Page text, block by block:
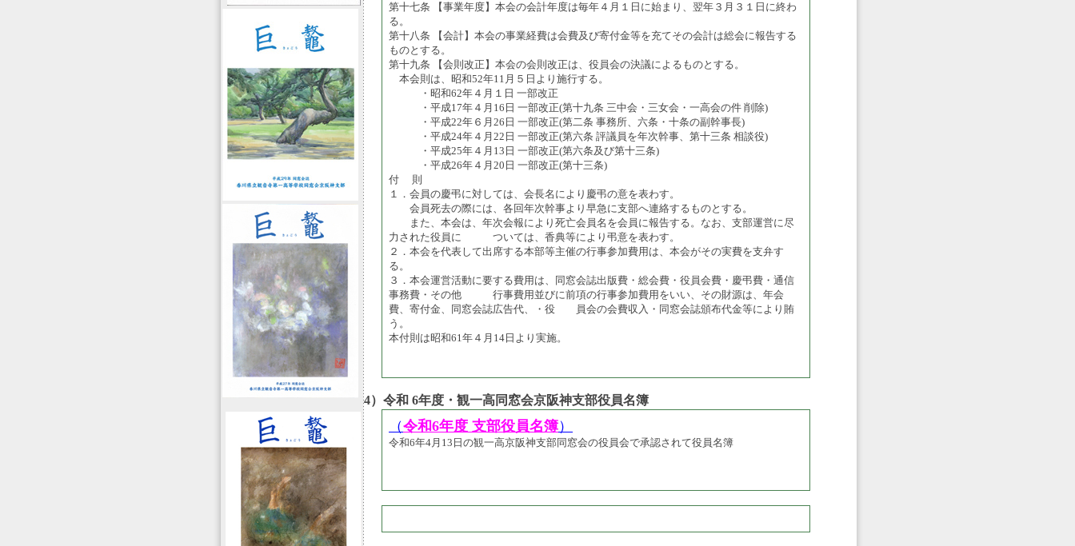
第十七条 【事業年度】本会の会計年度は毎年４月１日に始まり、翌年３月３１日に終わ
る。
第十八条 【会計】本会の事業経費は会費及び寄付金等を充てその会計は総会に報告する
ものとする。
第十九条 【会則改正】本会の会則改正は、役員会の決議によるものとする。
本会則は、昭和52年11月５日より施行する。
・昭和62年４月１日 一部改正
・平成17年４月16日 一部改正(第十九条 三中会・三女会・一高会の件 削除)
・平成22年６月26日 一部改正(第二条 事務所、六条・十条の副幹事長)
・平成24年４月22日 一部改正(第六条 評議員を年次幹事、第十三条 相談役)
・平成25年４月13日 一部改正(第六条及び第十三条)
・平成26年４月20日 一部改正(第十三条)
付 則
１．会員の慶弔に対しては、会長名により慶弔の意を表わす。
会員死去の際には、各回年次幹事より早急に支部へ連絡するものとする。
また、本会は、年次会報により死亡会員名を会員に報告する。なお、支部運営に尽
力された役員に ついては、香典等により弔意を表わす。
２．本会を代表して出席する本部等主催の行事参加費用は、本会がその実費を支弁す
る。
３．本会運営活動に要する費用は、同窓会誌出版費・総会費・役員会費・慶弔費・通信
事務費・その他 行事費用並びに前項の行事参加費用をいい、その財源は、年会
費、寄付金、同窓会誌広告代、・役 員会の会費収入・同窓会誌頒布代金等により賄
う。
本付則は昭和61年４月14日より実施。
4）令和 6年度・観一高同窓会京阪神支部役員名簿
（令和6年度 支部役員名簿）
令和6年4月13日の観一高京阪神支部同窓会の役員会で承認されて役員名簿